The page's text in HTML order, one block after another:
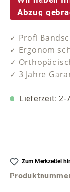
Abzug
✓ Profi
✓
✓
✓ 3 Jahre
Lieferzeit: 2-
Zum Merkzettel